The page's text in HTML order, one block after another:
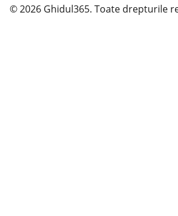
© 2026 Ghidul365. Toate drepturile